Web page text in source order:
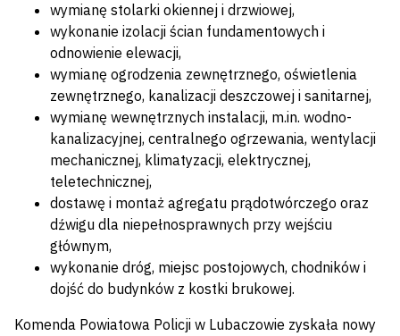
wymianę stolarki okiennej i drzwiowej,
wykonanie izolacji ścian fundamentowych i
odnowienie elewacji,
wymianę ogrodzenia zewnętrznego, oświetlenia
zewnętrznego, kanalizacji deszczowej i sanitarnej,
wymianę wewnętrznych instalacji, m.in. wodno-
kanalizacyjnej, centralnego ogrzewania, wentylacji
mechanicznej, klimatyzacji, elektrycznej,
teletechnicznej,
dostawę i montaż agregatu prądotwórczego oraz
dźwigu dla niepełnosprawnych przy wejściu
głównym,
wykonanie dróg, miejsc postojowych, chodników i
dojść do budynków z kostki brukowej.
Komenda Powiatowa Policji w Lubaczowie zyskała nowy